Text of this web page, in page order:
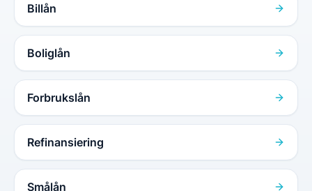
Billån
Boliglån
Forbrukslån
Refinansiering
Smålån